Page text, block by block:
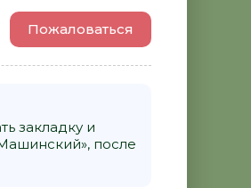
Пожаловаться
закладку и
после